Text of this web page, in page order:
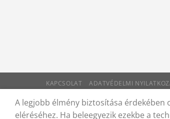
KAPCSOLAT ADATVÉDELMI
© 2012 - 2026 Trigon 9000 Kft.
A legjobb élmény biztosítása érdekében
eléréséhez. Ha beleegyezik ezekbe a